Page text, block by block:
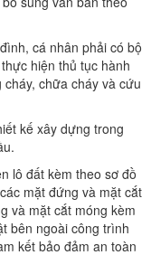
cá nhân phải có bộ
hiện thủ tục hành
chữa cháy và cứu
kế xây dựng trong
lô đất kèm theo sơ đồ
mặt đứng và mặt cắt
và mặt cắt móng kèm
bên ngoài công trình
kết bảo đảm an toàn